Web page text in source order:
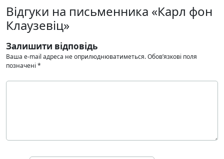
Відгуки на письменника «Карл фон
Клаузевіц»
Залишити відповідь
Ваша e-mail адреса не оприлюднюватиметься.Обов’язкові поля
позначені *